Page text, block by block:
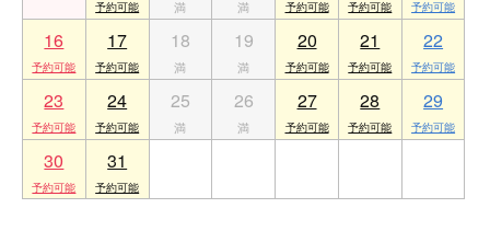
16 17 18 19 20 21 22
23 24 25 26 27 28 29
30 31